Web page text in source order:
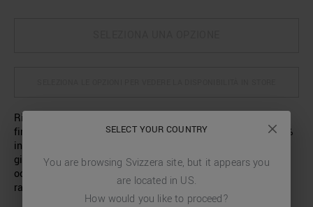
Ricercata ed elegante questa camicia a maniche lunghe
firmata Anthony Morato, realizzata in morbido cotone 100%
in tinta unita e caratterizzata da vestibilità slim. È il capo
giusto per sentirti rilassato e a tuo agio anche nelle
occasioni più formali, esibendo uno stile sobrio ma
raffinato.
SELECT YOUR COUNTRY
You are browsing Svizzera site, but it appears you
are located in US.
How would you like to proceed?